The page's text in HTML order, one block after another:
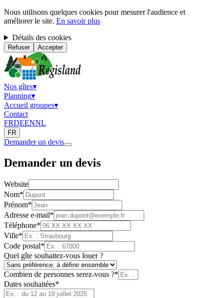
Nous utilisons quelques cookies pour mesurer l'audience et
améliorer le site. En savoir plus
Détails des cookies
Refuser Accepter
Nos gîtes▾
Planning▾
Accueil groupes▾
Contact
FRDEENNL
FR
Demander un devis
Demander un devis
Website
Nom*
Prénom*
Adresse e-mail*
Téléphone*
Ville*
Code postal*
Quel gîte souhaitez-vous louer ?
Combien de personnes serez-vous ?*
Dates souhaitées*